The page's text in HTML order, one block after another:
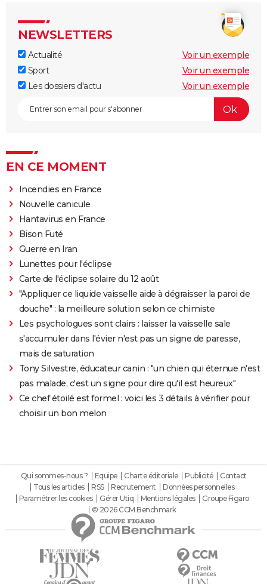
NEWSLETTERS
Actualité
Voir un exemple
Sport
Voir un exemple
Les dossiers d'actu
Voir un exemple
EN CE MOMENT
Incendies en France
Nouvelle canicule
Hantavirus en France
Bison Futé
Guerre en Iran
Lunettes pour l'éclipse
Carte de l'éclipse solaire du 12 août
"Appliquer ce liquide vaisselle aide à dégraisser la paroi de
douche" : la meilleure solution selon ce chimiste
Les psychologues sont clairs : laisser la vaisselle sale
s'accumuler dans l'évier n'est pas un signe de paresse,
mais de saturation
Tony Silvestre, éducateur canin : "un chien qui éternue n'est
pas malade, c'est un signe pour dire qu'il est heureux"
Ce chef étoilé est formel : voici les 3 détails à vérifier pour
choisir un bon melon
Qui sommes-nous ? Equipe Charte éditoriale Publicité
Contact
Tous les articles
RSS Recrutement
Données personnelles
Paramétrer les cookies
Gérer Utiq Mentions légales
Groupe Figaro
© 2026 CCM Benchmark